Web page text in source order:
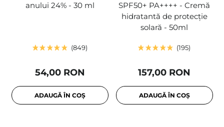
anului 24% - 30 ml
849
54,00 RON
ADAUGĂ ÎN COȘ
SPF50+ PA++++ - Cremă
hidratantă de protecție
solară - 50ml
195
157,00 RON
ADAUGĂ ÎN COȘ